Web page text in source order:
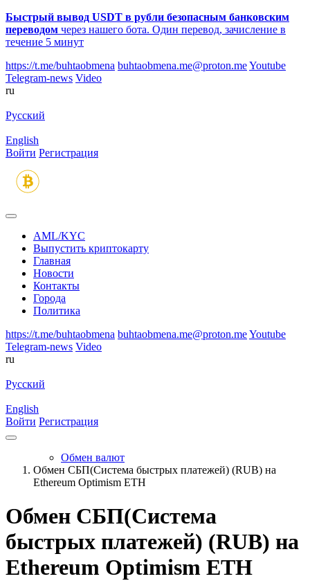
Быстрый вывод USDT в рубли безопасным банковским
переводом через нашего бота. Один перевод, зачисление в
течение 5 минут
https://t.me/buhtaobmena buhtaobmena.me@proton.meYoutube
Telegram-news Video
ru
Русский
English
Войти Регистрация
AML/KYC
Выпустить криптокарту
Главная
Новости
Контакты
Города
Политика
https://t.me/buhtaobmena buhtaobmena.me@proton.meYoutube
Telegram-news Video
ru
Русский
English
Войти Регистрация
Обмен валют
Обмен СБП(Система быстрых платежей) (RUB) на
Ethereum Optimism ETH
Обмен СБП(Система
быстрых платежей) (RUB) на
Ethereum Optimism ETH